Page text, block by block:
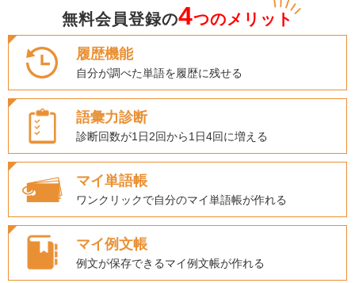
無料会員登録の4つのメリット
履歴機能
自分が調べた単語を履歴に残せる
語彙力診断
診断回数が1日2回から1日4回に増える
マイ単語帳
ワンクリックで自分のマイ単語帳が作れる
マイ例文帳
例文が保存できるマイ例文帳が作れる